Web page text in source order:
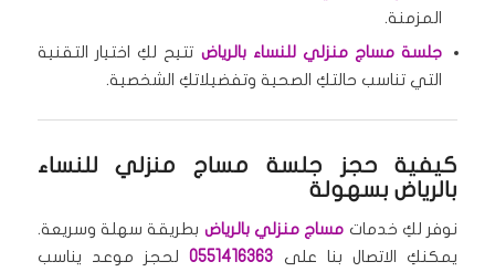
المزمنة.
جلسة مساج منزلي للنساء بالرياض تتيح لكِ اختيار التقنية
التي تناسب حالتكِ الصحية وتفضيلاتكِ الشخصية.
كيفية حجز جلسة مساج منزلي للنساء
بالرياض بسهولة
نوفر لكِ خدمات مساج منزلي بالرياض بطريقة سهلة وسريعة.
يمكنكِ الاتصال بنا على 0551416363لحجز موعد يناسب